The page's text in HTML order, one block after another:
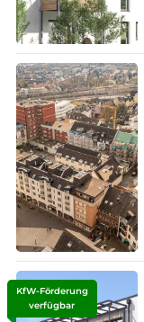
KfW-Förderung
verfügbar